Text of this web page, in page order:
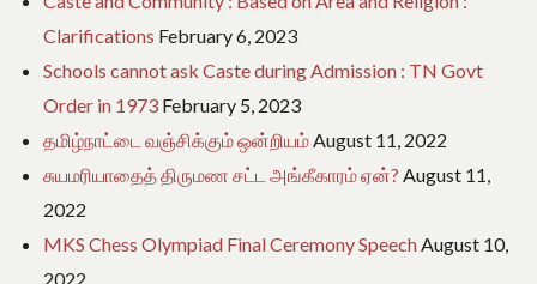
Clarifications February 6, 2023
Schools cannot ask Caste during Admission : TN Govt
Order in 1973 February 5, 2023
தமிழ்நாட்டை வஞ்சிக்கும் ஒன்றியம்August 11, 2022
சுயமரியாதைத் திருமண சட்ட அங்கீகாரம் ஏன்? August 11,
2022
MKS Chess Olympiad Final Ceremony SpeechAugust 10,
2022